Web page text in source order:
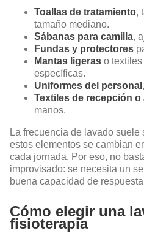
Toallas de tratamiento,
tamaño mediano.
Sábanas para camilla,
Fundas y protectores
Mantas ligeras o
específicas.
Uniformes del personal
Textiles de recepción o
manos.
La frecuencia de lavado suele
estos elementos se cambian
cada jornada. Por eso, no
improvisado: se necesita un
buena capacidad de
Cómo elegir una
fisioterapia